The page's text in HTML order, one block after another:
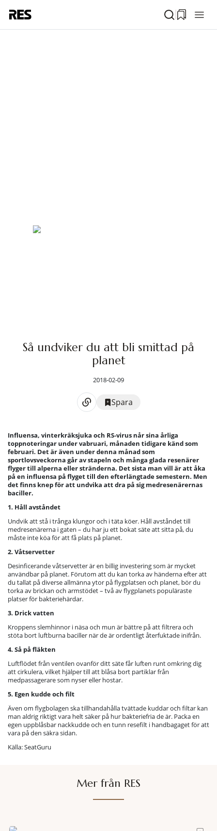
Så undviker du att bli smittad på
planet
2018-02-09
Spara
Influensa, vinterkräksjuka och RS-virus når sina årliga
toppnoteringar under vabruari, månaden tidigare känd som
februari. Det är även under denna månad som
sportlovsveckorna går av stapeln och många glada resenärer
flyger till alperna eller stränderna. Det sista man vill är att åka
på en influensa på flyget till den efterlängtade semestern. Men
det finns knep för att undvika att dra på sig medresenärernas
baciller.
1. Håll avståndet
Undvik att stå i trånga klungor och i täta köer. Håll avståndet till
medresenärerna i gaten – du har ju ett bokat säte att sitta på, du
måste inte köa för att få plats på planet.
2. Våtservetter
Desinficerande våtservetter är en billig investering som är mycket
användbar på planet. Förutom att du kan torka av händerna efter att
du tallat på diverse allmänna ytor på flygplatsen och planet, bör du
torka av brickan och armstödet – två av flygplanets populäraste
platser för bakteriehärdar.
3. Drick vatten
Kroppens slemhinnor i näsa och mun är bättre på att filtrera och
stöta bort luftburna baciller när de är ordentligt återfuktade inifrån.
4. Så på fläkten
Luftflödet från ventilen ovanför ditt säte får luften runt omkring dig
att cirkulera, vilket hjälper till att blåsa bort partiklar från
medpassagerare som nyser eller hostar.
5. Egen kudde och filt
Även om flygbolagen ska tillhandahålla tvättade kuddar och filtar kan
man aldrig riktigt vara helt säker på hur bakteriefria de är. Packa en
egen uppblåsbar nackkudde och en tunn resefilt i handbagaget för att
vara på den säkra sidan.
Källa: SeatGuru
Mer från RES